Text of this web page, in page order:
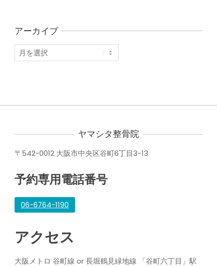
アーカイブ
ア
ー
ヤマシタ整骨院
〒542-0012 大阪市中央区谷町6丁目3-13
予約専用電話番号
06-6764-1190
アクセス
大阪メトロ 谷町線 or 長堀鶴見緑地線 「谷町六丁目」駅